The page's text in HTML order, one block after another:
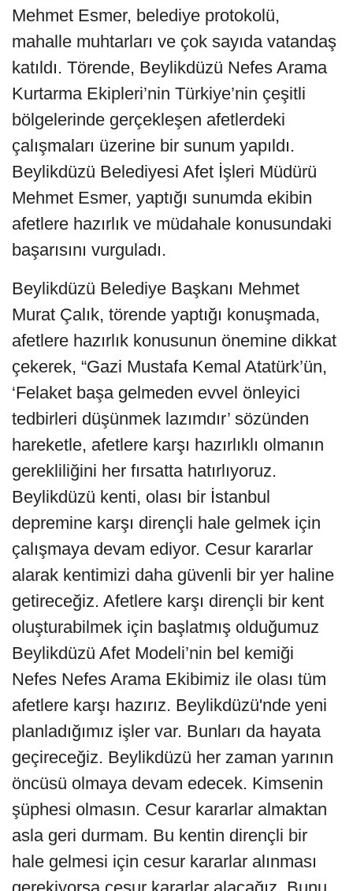
Mehmet Esmer, belediye protokolü,
mahalle muhtarları ve çok sayıda vatandaş
katıldı. Törende, Beylikdüzü Nefes Arama
Kurtarma Ekipleri’nin Türkiye’nin çeşitli
bölgelerinde gerçekleşen afetlerdeki
çalışmaları üzerine bir sunum yapıldı.
Beylikdüzü Belediyesi Afet İşleri Müdürü
Mehmet Esmer, yaptığı sunumda ekibin
afetlere hazırlık ve müdahale konusundaki
başarısını vurguladı.
Beylikdüzü Belediye Başkanı Mehmet
Murat Çalık, törende yaptığı konuşmada,
afetlere hazırlık konusunun önemine dikkat
çekerek, “Gazi Mustafa Kemal Atatürk’ün,
‘Felaket başa gelmeden evvel önleyici
tedbirleri düşünmek lazımdır’ sözünden
hareketle, afetlere karşı hazırlıklı olmanın
gerekliliğini her fırsatta hatırlıyoruz.
Beylikdüzü kenti, olası bir İstanbul
depremine karşı dirençli hale gelmek için
çalışmaya devam ediyor. Cesur kararlar
alarak kentimizi daha güvenli bir yer haline
getireceğiz. Afetlere karşı dirençli bir kent
oluşturabilmek için başlatmış olduğumuz
Beylikdüzü Afet Modeli’nin bel kemiği
Nefes Nefes Arama Ekibimiz ile olası tüm
afetlere karşı hazırız. Beylikdüzü'nde yeni
planladığımız işler var. Bunları da hayata
geçireceğiz. Beylikdüzü her zaman yarının
öncüsü olmaya devam edecek. Kimsenin
şüphesi olmasın. Cesur kararlar almaktan
asla geri durmam. Bu kentin dirençli bir
hale gelmesi için cesur kararlar alınması